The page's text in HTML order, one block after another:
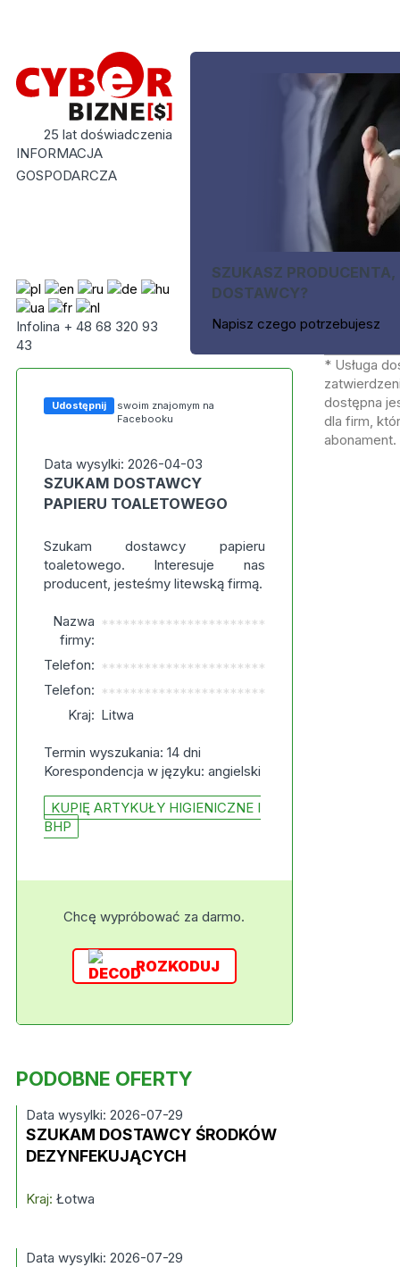
25 lat doświadczenia
INFORMACJA
GOSPODARCZA
Infolina + 48 68 320 93
43
SZUKASZ PRODUCENTA,
DOSTAWCY?
Napisz czego potrzebujesz
Udostępnij
swoim znajomym na
Facebooku
Data wysylki: 2026-04-03
SZUKAM DOSTAWCY
PAPIERU TOALETOWEGO
Szukam dostawcy papieru
toaletowego. Interesuje nas
producent, jesteśmy litewską firmą.
Nazwa
firmy:
***********************
Telefon: ***********************
Telefon: ***********************
Kraj: Litwa
Termin wyszukania: 14 dni
Korespondencja w języku: angielski
KUPIĘ ARTYKUŁY HIGIENICZNE I
BHP
Chcę wypróbować za darmo.
ROZKODUJ
* Usługa
dostępna
dla firm,
abonament.
PODOBNE OFERTY
Data wysylki: 2026-07-29
SZUKAM DOSTAWCY ŚRODKÓW
DEZYNFEKUJĄCYCH
Kraj: Łotwa
Data wysylki: 2026-07-29